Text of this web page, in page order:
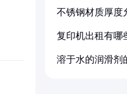
不锈钢材质厚度
复印机出租有哪
溶于水的润滑剂